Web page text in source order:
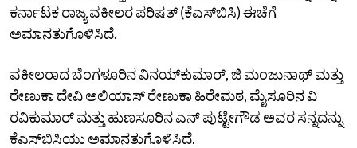
ಕರ್ನಾಟಕ ರಾಜ್ಯ ವಕೀಲರ ಪರಿಷತ್‌ (ಕೆಎಸ್‌ಬಿಸಿ) ಈಚೆಗೆ
ಅಮಾನತುಗೊಳಿಸಿದೆ.
ವಕೀಲರಾದ ಬೆಂಗಳೂರಿನ ವಿನಯ್‌ಕುಮಾರ್‌, ಜಿ ಮಂಜುನಾಥ್‌ ಮತ್ತು
ರೇಣುಕಾ ದೇವಿ ಅಲಿಯಾಸ್‌ ರೇಣುಕಾ ಹಿರೇಮಠ, ಮೈಸೂರಿನ ವಿ
ರವಿಕುಮಾರ್‌ ಮತ್ತು ಹುಣಸೂರಿನ ಎನ್‌ ಪುಟ್ಟೇಗೌಡ ಅವರ ಸನ್ನದನ್ನು
ಕೆಎಸ್‌ಬಿಸಿಯು ಅಮಾನತುಗೊಳಿಸಿದೆ.